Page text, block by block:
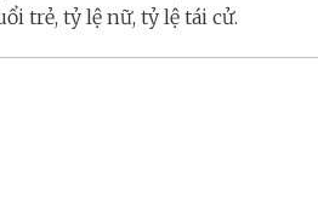
trẻ, tỷ lệ nữ, tỷ lệ tái cử.